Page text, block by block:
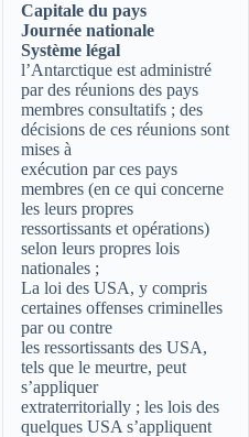
Capitale du pays
Journée nationale
Système légal
l’Antarctique est administré
par des réunions des pays
membres consultatifs ; des
décisions de ces réunions sont
mises à
exécution par ces pays
membres (en ce qui concerne
les leurs propres
ressortissants et opérations)
selon leurs propres lois
nationales ;
La loi des USA, y compris
certaines offenses criminelles
par ou contre
les ressortissants des USA,
tels que le meurtre, peut
s’appliquer
extraterritorially ; les lois des
quelques USA s’appliquent